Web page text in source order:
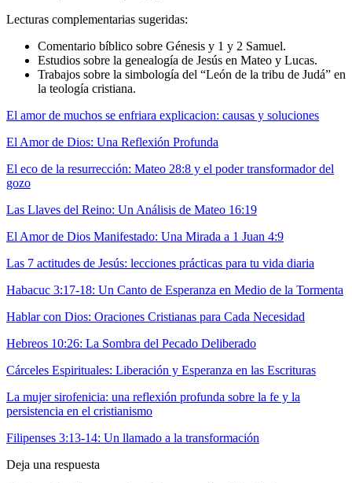
Lecturas complementarias sugeridas:
Comentario bíblico sobre Génesis y 1 y 2 Samuel.
Estudios sobre la genealogía de Jesús en Mateo y Lucas.
Trabajos sobre la simbología del “León de la tribu de Judá” en
la teología cristiana.
El amor de muchos se enfriara explicacion: causas y soluciones
El Amor de Dios: Una Reflexión Profunda
El eco de la resurrección: Mateo 28:8 y el poder transformador del
gozo
Las Llaves del Reino: Un Análisis de Mateo 16:19
El Amor de Dios Manifestado: Una Mirada a 1 Juan 4:9
Las 7 actitudes de Jesús: lecciones prácticas para tu vida diaria
Habacuc 3:17-18: Un Canto de Esperanza en Medio de la Tormenta
Hablar con Dios: Oraciones Cristianas para Cada Necesidad
Hebreos 10:26: La Sombra del Pecado Deliberado
Cárceles Espirituales: Liberación y Esperanza en las Escrituras
La mujer sirofenicia: una reflexión profunda sobre la fe y la
persistencia en el cristianismo
Filipenses 3:13-14: Un llamado a la transformación
Deja una respuesta